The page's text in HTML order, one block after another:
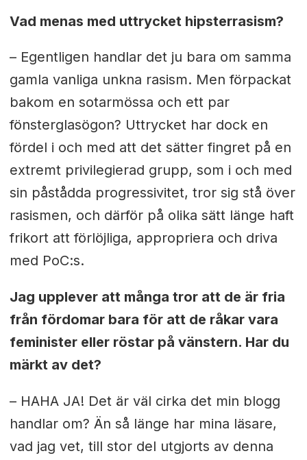
Vad menas med uttrycket hipsterrasism?
– Egentligen handlar det ju bara om samma
gamla vanliga unkna rasism. Men förpackat
bakom en sotarmössa och ett par
fönsterglasögon? Uttrycket har dock en
fördel i och med att det sätter fingret på en
extremt privilegierad grupp, som i och med
sin påstådda progressivitet, tror sig stå över
rasismen, och därför på olika sätt länge haft
frikort att förlöjliga, appropriera och driva
med PoC:s.
Jag upplever att många tror att de är fria
från fördomar bara för att de råkar vara
feminister eller röstar på vänstern. Har du
märkt av det?
– HAHA JA! Det är väl cirka det min blogg
handlar om? Än så länge har mina läsare,
vad jag vet, till stor del utgjorts av denna